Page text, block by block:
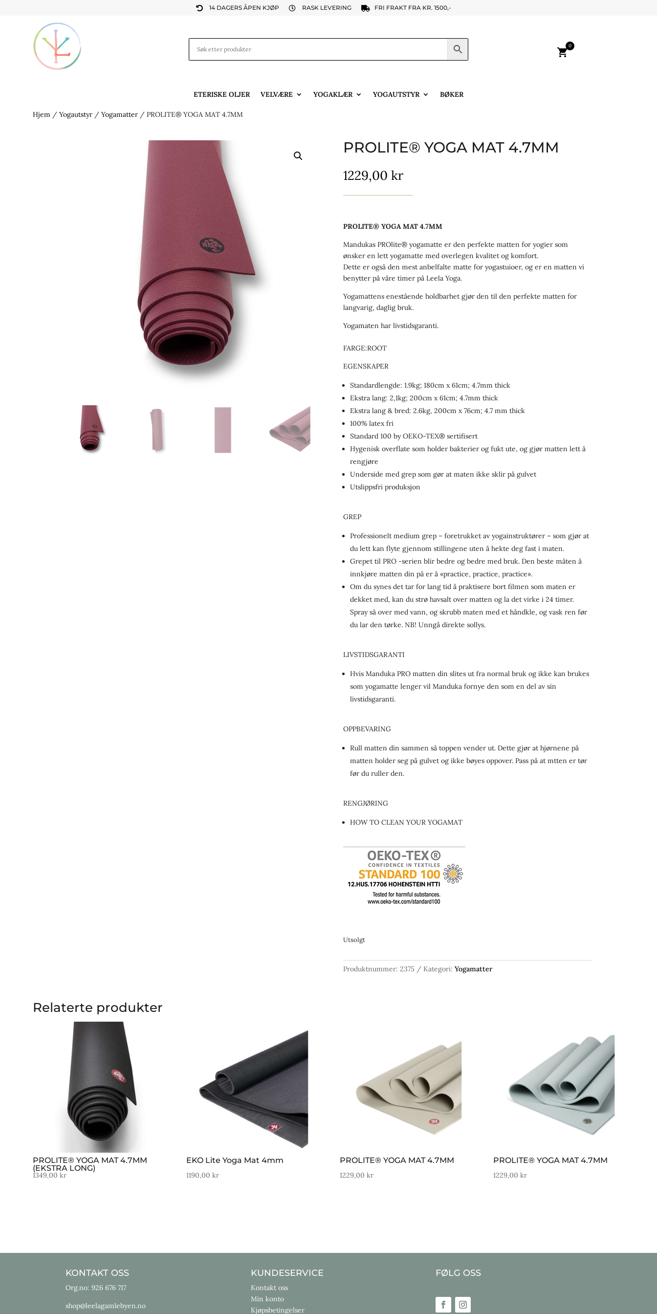
 14 DAGERS ÅPEN KJØP  RASK LEVERING  FRI FRAKT FRA KR. 1500,-
shopping_cart
0
ETERISKE OLJER VELVÆRE YOGAKLÆR YOGAUTSTYR BØKER
Hjem /Yogautstyr /Yogamatter / PROLITE® YOGA MAT 4.7MM
PROLITE® YOGA MAT 4.7MM
1229,00 kr
PROLITE® YOGA MAT 4.7MM
Mandukas PROlite® yogamatte er den perfekte matten for yogier som
ønsker en lett yogamatte med overlegen kvalitet og komfort.
Dette er også den mest anbelfalte matte for yogastuioer, og er en matten vi
benytter på våre timer på Leela Yoga.
Yogamattens enestående holdbarhet gjør den til den perfekte matten for
langvarig, daglig bruk.
Yogamaten har livstidsgaranti.
FARGE:ROOT
EGENSKAPER
Standardlengde: 1.9kg; 180cm x 61cm; 4.7mm thick
Ekstra lang: 2,1kg; 200cm x 61cm; 4.7mm thick
Ekstra lang & bred: 2.6kg, 200cm x 76cm; 4.7 mm thick
100% latex fri
Standard 100 by OEKO-TEX® sertifisert
Hygenisk overflate som holder bakterier og fukt ute, og gjør matten lett å
rengjøre
Underside med grep som gør at maten ikke sklir på gulvet
Utslippsfri produksjon
GREP
Professionelt medium grep – foretrukket av yogainstruktører – som gjør at
du lett kan flyte gjennom stillingene uten å hekte deg fast i maten.
Grepet til PRO -serien blir bedre og bedre med bruk. Den beste måten å
innkjøre matten din på er å «practice, practice, practice».
Om du synes det tar for lang tid å praktisere bort filmen som maten er
dekket med, kan du strø havsalt over matten og la det virke i 24 timer.
Spray så over med vann, og skrubb maten med et håndkle, og vask ren før
du lar den tørke. NB! Unngå direkte sollys.
LIVSTIDSGARANTI
Hvis Manduka PRO matten din slites ut fra normal bruk og ikke kan brukes
som yogamatte lenger vil Manduka fornye den som en del av sin
livstidsgaranti.
OPPBEVARING
Rull matten din sammen så toppen vender ut. Dette gjør at hjørnene på
matten holder seg på gulvet og ikke bøyes oppover. Pass på at mtten er tør
før du ruller den.
RENGJØRING
HOW TO CLEAN YOUR YOGAMAT
Utsolgt
Produktnummer: 2375 Kategori: Yogamatter
Relaterte produkter
PROLITE® YOGA MAT 4.7MM
(EKSTRA LONG)
1349,00kr
EKO Lite Yoga Mat 4mm
1190,00kr
PROLITE® YOGA MAT 4.7MM
1229,00 kr
PROLITE® YOGA MAT 4.7MM
1229,00 kr
KONTAKT OSS
Org.no: 926 676 717
shop@leelagamlebyen.no
KUNDESERVICE
Kontakt oss
Min konto
Kjøpsbetingelser
FØLG OSS